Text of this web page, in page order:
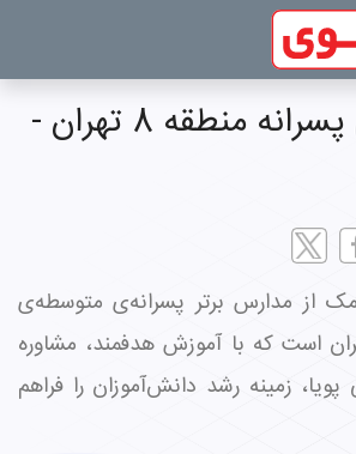
متوسطه اول پسرانه منطقه 8 تهران -
از مدارس برتر پسرانه‌ی متوسطه‌ی
در منطقه 8 تهران است که با آموزش هدفمند، مشاوره
زمینه رشد دانش‌آموزان را فراهم